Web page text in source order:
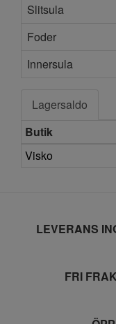
Slitsula
Foder
Innersula
Lagersaldo
Butik
Visko
LEVERANS
FRI